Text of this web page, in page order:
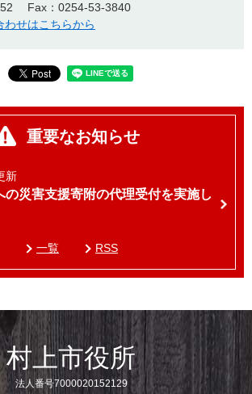
Fax：0254-53-3840
わせはこちらから
重要なお知らせ
新
の災害支援寄附の代理受付を実施し
一覧 RSS
村上市役所
法人番号7000020152129